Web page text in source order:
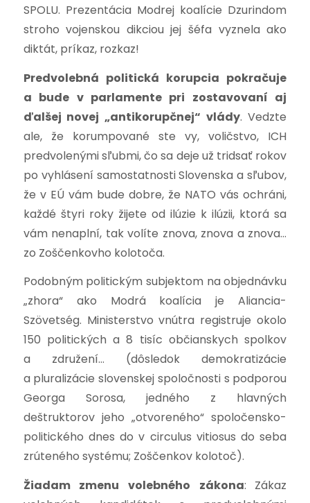
SPOLU. Prezentácia Modrej koalície Dzurindom
stroho vojenskou dikciou jej šéfa vyznela ako
diktát, príkaz, rozkaz!
Predvolebná politická korupcia pokračuje
a bude v parlamente pri zostavovaní aj
ďalšej novej „antikorupčnej“ vlády. Vedzte
ale, že korumpované ste vy, voličstvo, ICH
predvolenými sľubmi, čo sa deje už tridsať rokov
po vyhlásení samostatnosti Slovenska a sľubov,
že v EÚ vám bude dobre, že NATO vás ochráni,
každé štyri roky žijete od ilúzie k ilúzii, ktorá sa
vám nenaplní, tak volíte znova, znova a znova…
zo Zoščenkovho kolotoča.
Podobným politickým subjektom na objednávku
„zhora“ ako Modrá koalícia je Aliancia-
Szövetség. Ministerstvo vnútra registruje okolo
150 politických a 8 tisíc občianskych spolkov
a združení… (dôsledok demokratizácie
a pluralizácie slovenskej spoločnosti s podporou
Georga Sorosa, jedného z hlavných
deštruktorov jeho „otvoreného“ spoločensko-
politického dnes do v circulus vitiosus do seba
zrúteného systému; Zoščenkov kolotoč).
Žiadam zmenu volebného zákona:
Zákaz